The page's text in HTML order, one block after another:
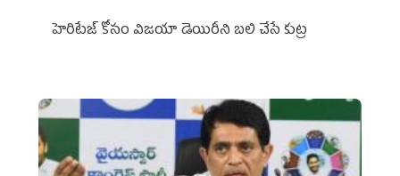
హెరిటేజ్ కోసం విజయా డెయిరీని బలి చేసే కుట్ర‌